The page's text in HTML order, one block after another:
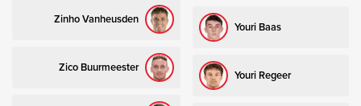
Zinho Vanheusden
Zico Buurmeester
Youri Baas
Youri Regeer